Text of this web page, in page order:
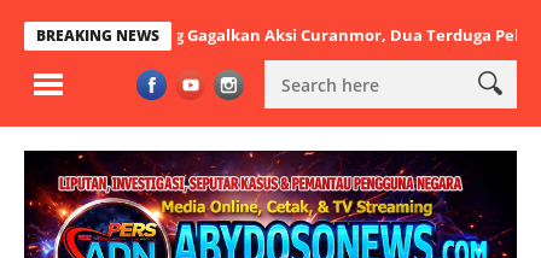
BREAKING NEWS
Gagalkan Aksi Curanmor, Dua Terduga Pelaku Diamankan